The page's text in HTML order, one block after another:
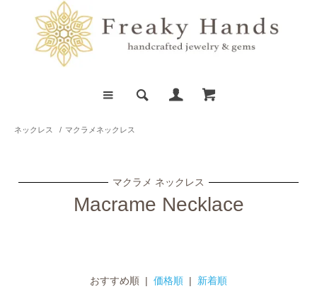
ネックレス / マクラメネックレス
マクラメ ネックレス
Macrame Necklace
おすすめ順 | 価格順 | 新着順